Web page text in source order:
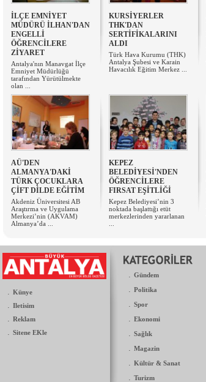
İLÇE EMNİYET
MÜDÜRÜ İLHAN'DAN
ENGELLİ
ÖĞRENCİLERE
ZİYARET
Antalya'nın Manavgat İlçe
Emniyet Müdürlüğü
tarafından Yürütülmekte
olan ...
KURSİYERLER
THK'DAN
SERTİFİKALARINI
ALDI
Türk Hava Kurumu (THK)
Antalya Şubesi ve Karain
Havacılık Eğitim Merkez ...
AÜ'DEN
ALMANYA'DAKİ
TÜRK ÇOCUKLARA
ÇİFT DİLDE EĞİTİM
Akdeniz Üniversitesi AB
Araştırma ve Uygulama
Merkezi’nin (AKVAM)
Almanya’da ...
KEPEZ
BELEDİYESİ'NDEN
ÖĞRENCİLERE
FIRSAT EŞİTLİĞİ
Kepez Belediyesi’nin 3
noktada başlattığı etüt
merkezlerinden yararlanan
. Künye
. Iletisim
. Reklam
. Sitene EKle
. Gündem
. Politika
. Spor
. Ekonomi
. Sağlık
. Magazin
. Kültür & Sanat
. Turizm